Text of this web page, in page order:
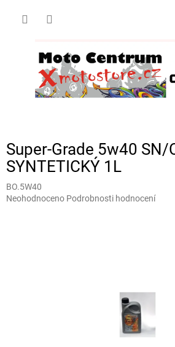
Super-Grade 5w40 SN/
SYNTETICKÝ 1L
BO.5W40
Průměrné
Neohodnoceno Podrobnosti hodnocení